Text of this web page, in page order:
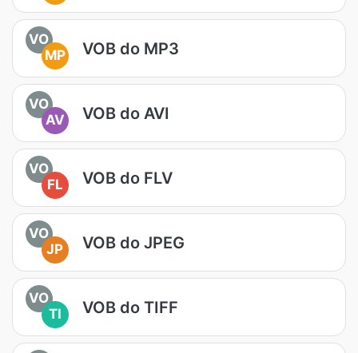
VO
MP
VOB do MP3
VO
AV
VOB do AVI
VO
FL
VOB do FLV
VO
JP
VOB do JPEG
VO
TI
VOB do TIFF